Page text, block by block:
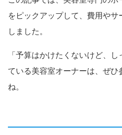
をピックアップして、費用や
しました。
「予算はかけたくないけど、
ている美容室オーナーは、ぜひ
ね。